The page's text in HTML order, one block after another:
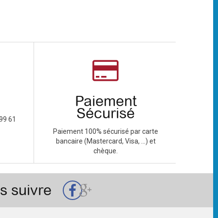
61
Paiement
Sécurisé
Paiement 100% sécurisé par carte
bancaire (Mastercard, Visa, ...) et
chèque.
suivre